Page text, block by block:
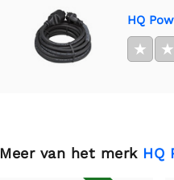
HQ
★ ★
Meer van het merk HQ